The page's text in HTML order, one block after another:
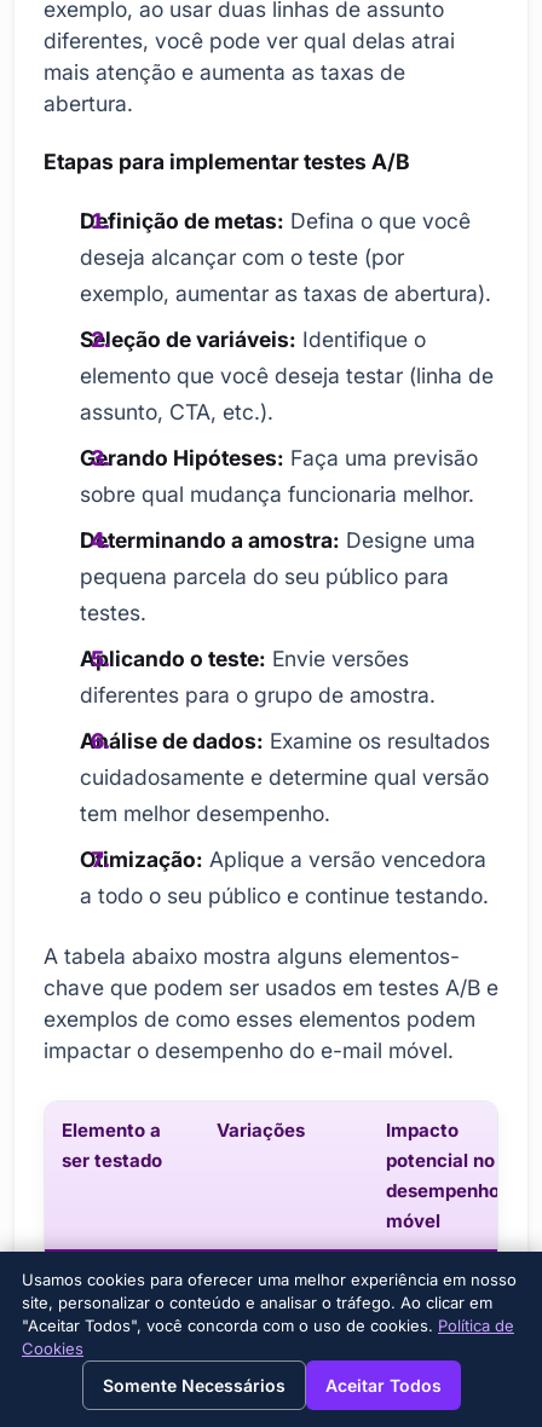
View this page in English?
exemplo, ao usar duas linhas de assunto
diferentes, você pode ver qual delas atrai
mais atenção e aumenta as taxas de
abertura.
Etapas para implementar testes A/B
Definição de metas: Defina o que você
deseja alcançar com o teste (por
exemplo, aumentar as taxas de abertura).
Seleção de variáveis: Identifique o
elemento que você deseja testar (linha de
assunto, CTA, etc.).
Gerando Hipóteses: Faça uma previsão
sobre qual mudança funcionaria melhor.
Determinando a amostra: Designe uma
pequena parcela do seu público para
testes.
Aplicando o teste: Envie versões
diferentes para o grupo de amostra.
Análise de dados: Examine os resultados
cuidadosamente e determine qual versão
tem melhor desempenho.
Otimização: Aplique a versão vencedora
a todo o seu público e continue testando.
A tabela abaixo mostra alguns elementos-
chave que podem ser usados em testes A/B e
exemplos de como esses elementos podem
impactar o desempenho do e-mail móvel.
Elemento a
ser testado
Variações
Impacto
potencial no
desempenho
móvel
Assunto
Linhas de
assunto
personalizadas,
etc. Linhas de
assunto gerais
Pode
aumentar as
taxas de
abertura.
Usamos cookies para oferecer uma melhor experiência em nosso
site, personalizar o conteúdo e analisar o tráfego. Ao clicar em
"Aceitar Todos", você concorda com o uso de cookies. Política de
Cookies
Somente Necessários Aceitar Todos